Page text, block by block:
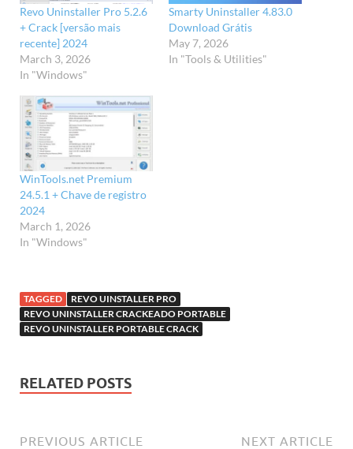
Revo Uninstaller Pro 5.2.6
+ Crack [versão mais
recente] 2024
March 3, 2026
In "Windows"
Smarty Uninstaller 4.83.0
Download Grátis
May 7, 2026
In "Tools & Utilities"
WinTools.net Premium
24.5.1 + Chave de registro
2024
March 1, 2026
In "Windows"
TAGGED
REVO UINSTALLER PRO
REVO UNINSTALLER CRACKEADO PORTABLE
REVO UNINSTALLER PORTABLE CRACK
RELATED POSTS
PREVIOUS ARTICLE NEXT ARTICLE